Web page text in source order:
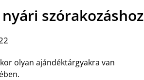
szórakozáshoz
olyan ajándéktárgyakra van